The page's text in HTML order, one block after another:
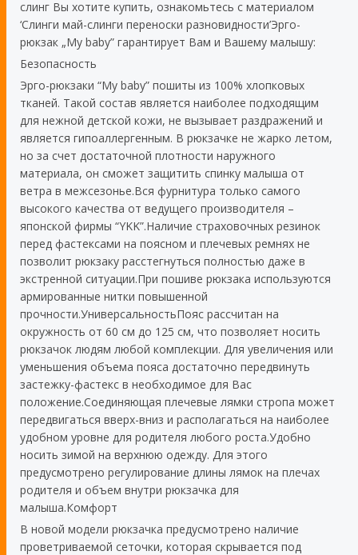
слинг Вы хотите купить, ознакомьтесь с материалом
‘Слинги май-слинги переноски разновидности’Эрго-
рюкзак „My baby” гарантирует Вам и Вашему малышу:
Безопасность
Эрго-рюкзаки “My baby” пошиты из 100% хлопковых
тканей. Такой состав является наиболее подходящим
для нежной детской кожи, не вызывает раздражений и
является гипоаллергенным. В рюкзачке не жарко летом,
но за счет достаточной плотности наружного
материала, он сможет защитить спинку малыша от
ветра в межсезонье.Вся фурнитура только самого
высокого качества от ведущего производителя –
японской фирмы “YKK”.Наличие страховочных резинок
перед фастексами на поясном и плечевых ремнях не
позволит рюкзаку расстегнуться полностью даже в
экстренной ситуации.При пошиве рюкзака используются
армированные нитки повышенной
прочности.УниверсальностьПояс рассчитан на
окружность от 60 см до 125 см, что позволяет носить
рюкзачок людям любой комплекции. Для увеличения или
уменьшения объема пояса достаточно передвинуть
застежку-фастекс в необходимое для Вас
положение.Соединяющая плечевые лямки стропа может
передвигаться вверх-вниз и располагаться на наиболее
удобном уровне для родителя любого роста.Удобно
носить зимой на верхнюю одежду. Для этого
предусмотрено регулирование длины лямок на плечах
родителя и объем внутри рюкзачка для
малыша.Комфорт
В новой модели рюкзачка предусмотрено наличие
проветриваемой сеточки, которая скрывается под